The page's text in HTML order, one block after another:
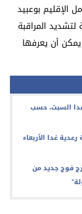
الإقليم بوعبيد
المراقبة
أن يعرفها
غدا السبت، حسب
غدا الأربعاء
فوج جديد من